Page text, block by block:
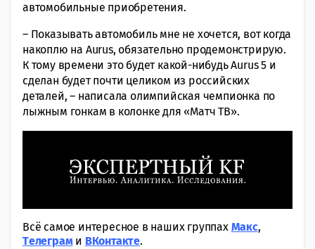
автомобильные приобретения.
– Показывать автомобиль мне не хочется, вот когда
накоплю на Aurus, обязательно продемонстрирую.
К тому времени это будет какой-нибудь Aurus 5 и
сделан будет почти целиком из российских
деталей, – написала олимпийская чемпионка по
лыжным гонкам в колонке для «Матч ТВ».
Всё самое интересное в наших группах Макс,
Tелеграми ВКонтакте.